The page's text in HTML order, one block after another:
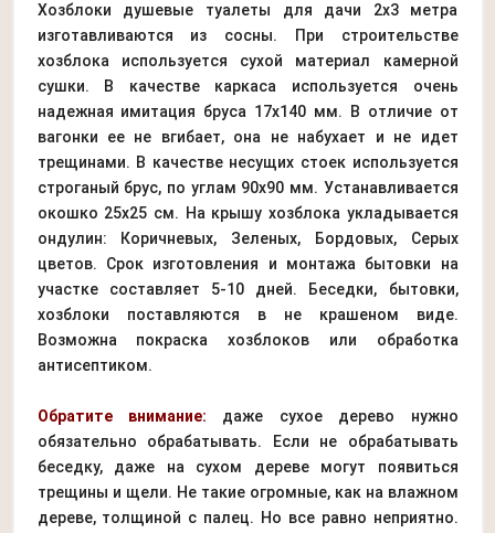
Хозблоки душевые туалеты для дачи 2х3 метра
изготавливаются из сосны. При строительстве
хозблока используется сухой материал камерной
сушки. В качестве каркаса используется очень
надежная имитация бруса 17х140 мм. В отличие от
вагонки ее не вгибает, она не набухает и не идет
трещинами. В качестве несущих стоек используется
строганый брус, по углам 90х90 мм. Устанавливается
окошко 25х25 см. На крышу хозблока укладывается
ондулин: Коричневых, Зеленых, Бордовых, Серых
цветов. Срок изготовления и монтажа бытовки на
участке составляет 5-10 дней. Беседки, бытовки,
хозблоки поставляются в не крашеном виде.
Возможна покраска хозблоков или обработка
антисептиком.
Обратите внимание: даже сухое дерево нужно
обязательно обрабатывать. Если не обрабатывать
беседку, даже на сухом дереве могут появиться
трещины и щели. Не такие огромные, как на влажном
дереве, толщиной с палец. Но все равно неприятно.